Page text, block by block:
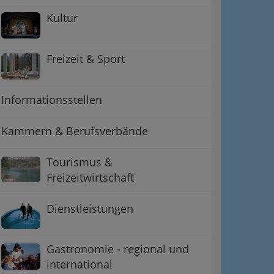
Kultur
Freizeit & Sport
Informationsstellen
Kammern & Berufsverbände
Tourismus &
Freizeitwirtschaft
Dienstleistungen
Gastronomie - regional und
international